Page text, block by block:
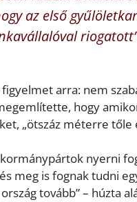
az első
arra: nem
hogy
„ötszáz méterre
nyerni
meg is fognak tudni
tovább” – húzta